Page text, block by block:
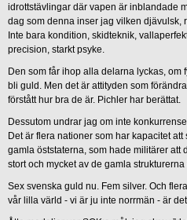
idrottstävlingar där vapen är inblandade
dag som denna inser jag vilken djävulsk,
Inte bara kondition, skidteknik,
precision, starkt psyke.
Den som får ihop alla delarna lyckas, om
bli guld. Men det är attityden som
förstått hur bra de är. Pichler har berättat.
Dessutom undrar jag om inte
Det är flera nationer som har kapacitet
gamla öststaterna, som hade militärer att
stort och mycket av de gamla
Sex svenska guld nu. Fem silver. Och
vår lilla värld - vi är ju inte norrmän - är